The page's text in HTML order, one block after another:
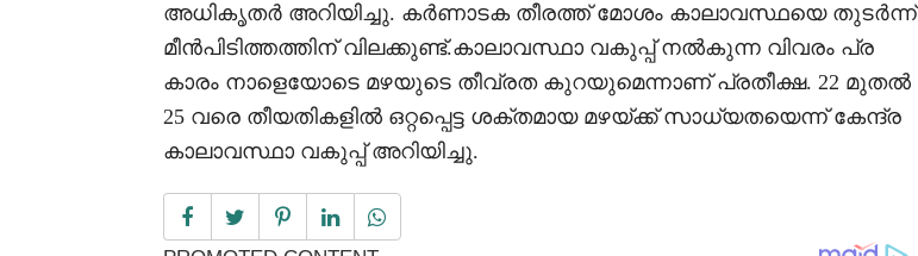
അധികൃതർ അറിയിച്ചു. കർണാടക തീരത്ത് മോശം കാലാവസ്ഥയെ തുടർന്ന്
മീൻപിടിത്തത്തിന് വിലക്കുണ്ട്.കാലാവസ്ഥാ വകുപ്പ് നൽകുന്ന വിവരം പ്ര
കാരം നാളെയോടെ മഴയുടെ തീവ്രത കുറയുമെന്നാണ് പ്രതീക്ഷ. 22 മുതൽ
25 വരെ തീയതികളിൽ ഒറ്റപ്പെട്ട ശക്തമായ മഴയ്ക്ക് സാധ്യതയെന്ന് കേന്ദ്ര
കാലാവസ്ഥാ വകുപ്പ് അറിയിച്ചു.